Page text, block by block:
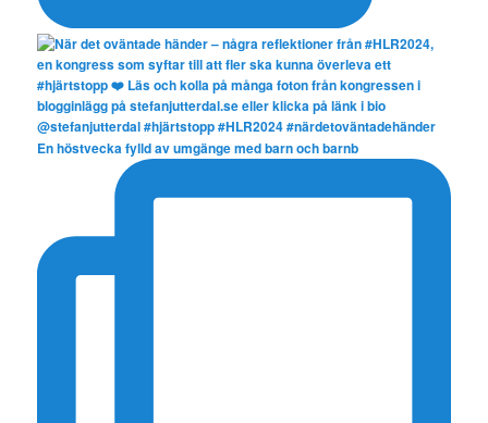
En höstvecka fylld av umgänge med barn och barnb